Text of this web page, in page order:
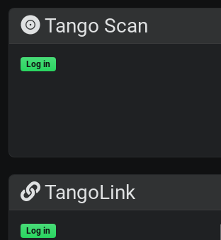
Tango Scan
Log in
TangoLink
Log in